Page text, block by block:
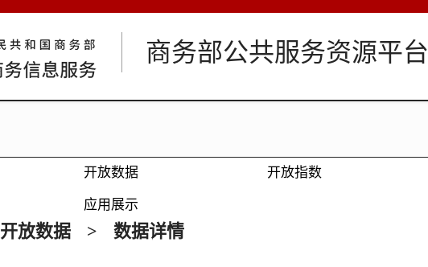
商务部公共服务资源平台
开放数据 开放指数
应用展示
开放数据 > 数据详情